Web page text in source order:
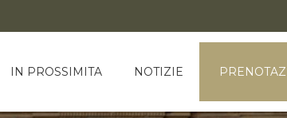
IN PROSSIMITA NOTIZIE